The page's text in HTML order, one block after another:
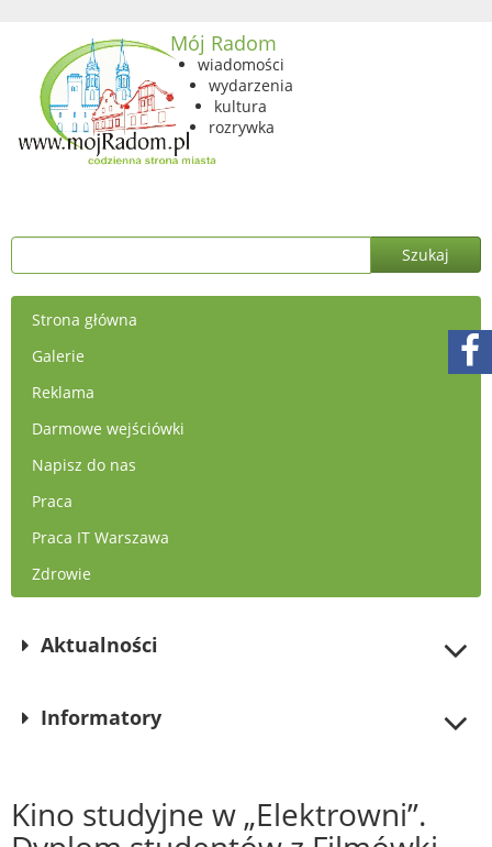
Mój Radom
wiadomości
wydarzenia
kultura
rozrywka
Strona główna
Galerie
Reklama
Darmowe wejściówki
Napisz do nas
Praca
Praca IT Warszawa
Zdrowie
Aktualności
Informatory
Kino studyjne w „Elektrowni”.